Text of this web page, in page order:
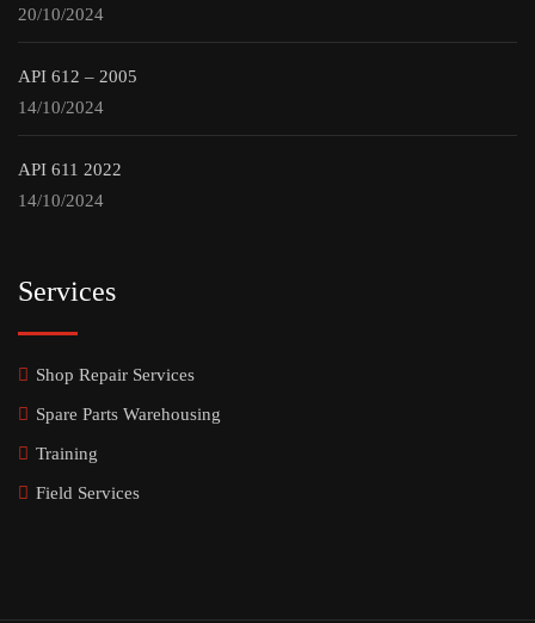
20/10/2024
API 612 – 2005
14/10/2024
API 611 2022
14/10/2024
Services
Shop Repair Services
Spare Parts Warehousing
Training
Field Services